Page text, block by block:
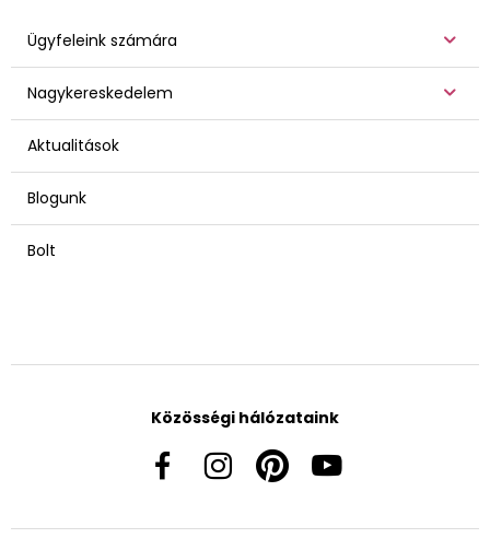
Ügyfeleink számára
Nagykereskedelem
Aktualitások
Blogunk
Bolt
Közösségi hálózataink